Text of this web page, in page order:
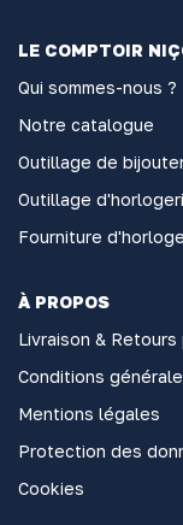
LE COMPTOIR
Qui sommes-nous ?
Notre catalogue
Outillage de
Outillage
Fourniture
À PROPOS
Livraison &
Conditions
Mentions légales
Protection des
Cookies